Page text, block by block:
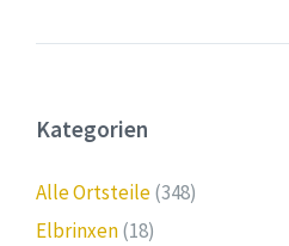
Kategorien
Alle Ortsteile(348)
Elbrinxen(18)